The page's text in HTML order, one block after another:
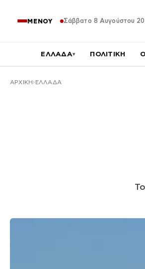
ΜΕΝΟΥ Σάββατο 8 Αυγούστου
ΕΛΛΑΔΑ▾ ΠΟΛΙΤΙΚΗ
ΑΡΧΙΚΉ ΕΛΛΑΔΑ